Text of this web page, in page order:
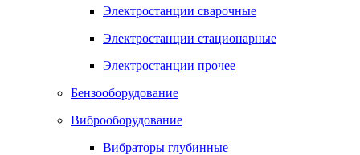
Электростанции сварочные
Электростанции стационарные
Электростанции прочее
Бензооборудование
Виброоборудование
Вибраторы глубинные